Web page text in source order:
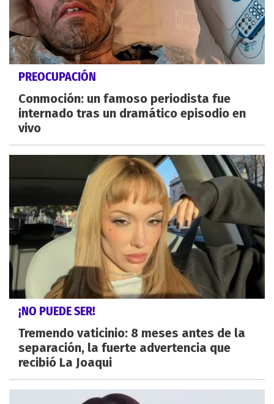
PREOCUPACIÓN
Conmoción: un famoso periodista fue
internado tras un dramático episodio en
vivo
¡NO PUEDE SER!
Tremendo vaticinio: 8 meses antes de la
separación, la fuerte advertencia que
recibió La Joaqui